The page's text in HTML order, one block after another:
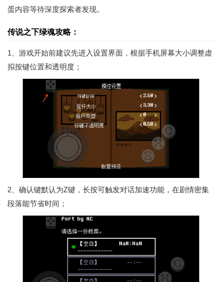
蛋内容等待深度探索者发现。
传说之下绿魂攻略：
1、游戏开始前建议先进入设置界面，根据手机屏幕大小调整虚
拟按键位置和透明度；
2、确认键默认为Z键，长按可触发对话加速功能，在剧情密集
段落能节省时间；